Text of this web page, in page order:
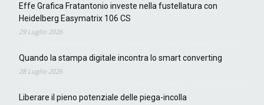
Effe Grafica Fratantonio investe nella fustellatura con
Heidelberg Easymatrix 106 CS
29 Luglio 2026
Quando la stampa digitale incontra lo smart converting
28 Luglio 2026
Liberare il pieno potenziale delle piega-incolla